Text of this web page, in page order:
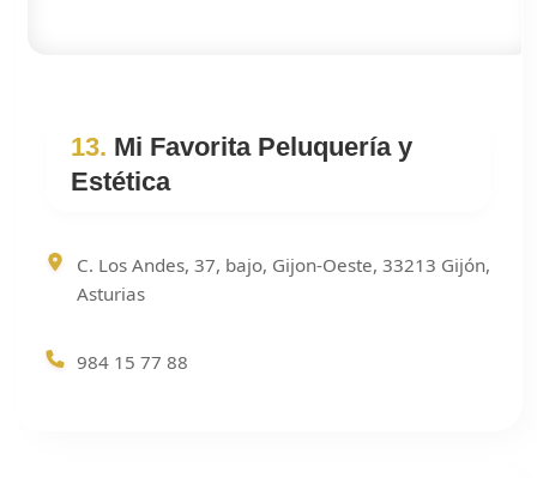
13. Mi Favorita Peluquería y
Estética
C. Los Andes, 37, bajo, Gijon-Oeste, 33213 Gijón,
Asturias
984 15 77 88